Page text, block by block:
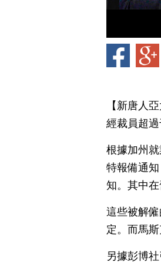
【新唐人
經裁員超
根據加州
特報備通
知。其中
這些被解
定。而馬
另據彭博